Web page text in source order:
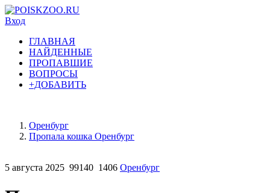
Вход
ГЛАВНАЯ
НАЙДЕННЫЕ
ПРОПАВШИЕ
ВОПРОСЫ
+ДОБАВИТЬ
Оренбург
Пропала кошка Оренбург
5 августа 2025 99140 1406 Оренбург